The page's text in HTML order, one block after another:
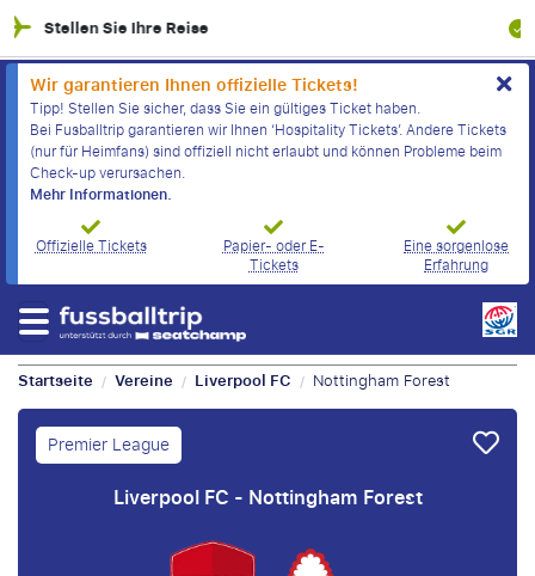
100% Finanzielle Absicherung
Wir garantieren Ihnen offizielle Tickets!
Tipp! Stellen Sie sicher, dass Sie ein gültiges Ticket haben.
Bei Fusballtrip garantieren wir Ihnen ‘Hospitality Tickets’. Andere Tickets
(nur für Heimfans) sind offiziell nicht erlaubt und können Probleme beim
Check-up verursachen.
Mehr Informationen.
Offizielle Tickets
Papier- oder E-
Tickets
Eine sorgenlose
Erfahrung
Startseite / Vereine / Liverpool FC / Nottingham Forest
Premier League
Liverpool FC - Nottingham Forest